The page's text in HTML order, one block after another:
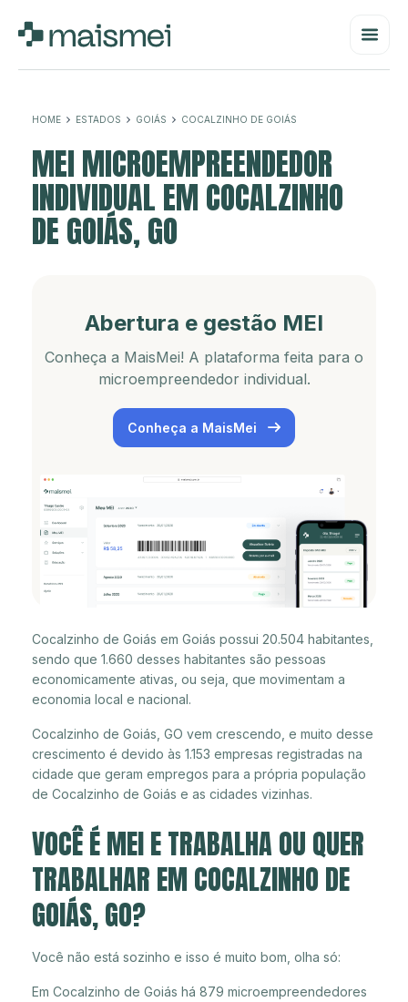
HOME ESTADOS GOIÁS COCALZINHO DE GOIÁS
MEI MICROEMPREENDEDOR
INDIVIDUAL EM COCALZINHO
DE GOIÁS, GO
Abertura e gestão MEI
Conheça a MaisMei! A plataforma feita para o
microempreendedor individual.
Conheça a MaisMei
Cocalzinho de Goiás em Goiás possui 20.504 habitantes,
sendo que 1.660 desses habitantes são pessoas
economicamente ativas, ou seja, que movimentam a
economia local e nacional.
Cocalzinho de Goiás, GO vem crescendo, e muito desse
crescimento é devido às 1.153 empresas registradas na
cidade que geram empregos para a própria população
de Cocalzinho de Goiás e as cidades vizinhas.
VOCÊ É MEI E TRABALHA OU QUER
TRABALHAR EM COCALZINHO DE
GOIÁS, GO?
Você não está sozinho e isso é muito bom, olha só:
Em Cocalzinho de Goiás há 879 microempreendedores